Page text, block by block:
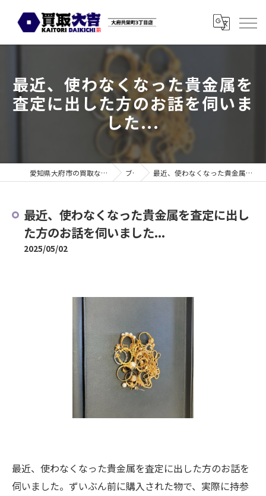
最近、使わなくなった貴金属を
査定に出した方のお話を伺いま
した...
愛知県大府市の買取なら買取大吉 大府共栄町3丁目店 ブログ 最近、使わなくなった貴金属を査定に出した方のお話を伺いました...
最近、使わなくなった貴金属を査定に出し
た方のお話を伺いました...
2025/05/02
最近、使わなくなった貴金属を査定に出した方のお話を
伺いました。ずいぶん前に購入された物で、実際に持参